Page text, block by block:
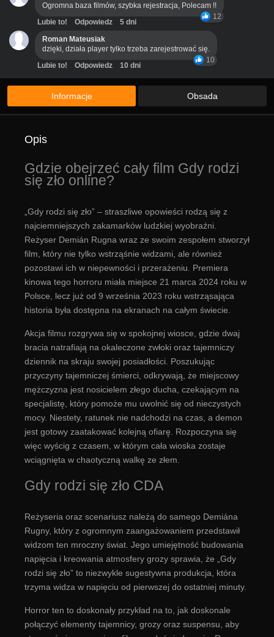
Ogromna baza filmów, szybka rejestracja, Polecam !!
12
Lubie to! Odpowiedz
5 dni
Roman Mateusiak
dzięki, działa player tylko trzeba zarejestrować się.
10
Lubie to! Odpowiedz 10 dni
Informacje Obsada
Opis
Gdzie obejrzeć cały film Gdy rodzi
się zło online?
„Gdy rodzi się zło” – straszliwe opowieści rodzą się z
najciemniejszych zakamarków ludzkiej wyobraźni.
Reżyser Demián Rugna wraz ze swoim zespołem stworzył
film, który nie tylko wstrząśnie widzami, ale również
pozostawi ich w niepewności i przerażeniu. Premiera
kinowa tego horroru miała miejsce 21 marca 2024 roku w
Polsce, lecz już od 9 września 2023 roku wstrząsająca
historia była dostępna na ekranach na całym świecie.
Akcja filmu rozgrywa się w spokojnej wiosce, gdzie dwaj
bracia natrafiają na okaleczone zwłoki oraz tajemniczy
dziennik na skraju swojej posiadłości. Poszukując
przyczyny tajemniczej śmierci, odkrywają, że miejscowy
mężczyzna jest nosicielem złego ducha, czekającym na
specjalistę, który pomoże mu uwolnić się od nieczystych
mocy. Niestety, ratunek nie nadchodzi na czas, a demon
jest gotowy zaatakować kolejną ofiarę. Rozpoczyna się
więc wyścig z czasem, w którym cała wioska zostaje
wciągnięta w chaotyczną walkę ze złem.
Gdy rodzi się zło CDA
Reżyseria oraz scenariusz należą do samego Demiána
Rugny, który z ogromnym zaangażowaniem przedstawił
widzom ten mroczny świat. Jego umiejętność budowania
napięcia i kreowania atmosfery grozy sprawia, że „Gdy
rodzi się zło” to niezwykle sugestywna produkcja, która
trzyma widza w napięciu od pierwszej do ostatniej minuty.
Horror ten to doskonały przykład na to, jak doskonale
połączyć elementy tajemnicy, grozy oraz suspensu, aby